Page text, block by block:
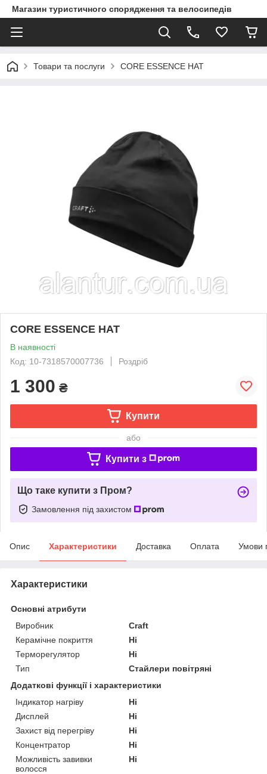
Магазин туристичного спорядження та велосипедів
Товари та послуги CORE ESSENCE HAT
CORE ESSENCE HAT
В наявності
Код: 10-7318570007736
Роздріб
1 300 ₴
Купити
або
Купити з
Що таке купити з Пром?
Замовлення під захистом
Опис Характеристики Доставка Оплата Умови
Характеристики
Основні атрибути
Виробник
Craft
Керамічне покриття
Ні
Терморегулятор
Ні
Тип
Стайлери повітряні
Додаткові функції і характеристики
Індикатор нагріву
Ні
Дисплей
Ні
Захист від перегріву
Ні
Концентратор
Ні
Можливість завивки
волосся
Ні